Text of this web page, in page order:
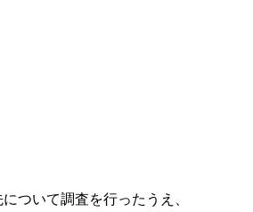
ついて調査を行ったうえ、